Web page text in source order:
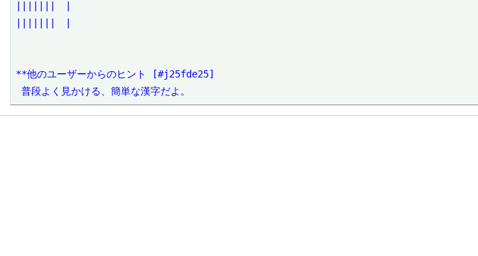
**他のユーザーからのヒント [#j25fde25]
普段よく見かける、簡単な漢字だよ。